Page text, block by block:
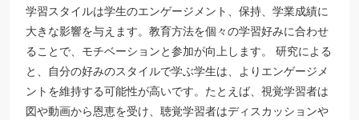
学習スタイルは学生のエンゲージメント、保持、学業成績に
大きな影響を与えます。教育方法を個々の学習好みに合わせ
ることで、モチベーションと参加が向上します。 研究による
と、自分の好みのスタイルで学ぶ学生は、よりエンゲージメ
ントを維持する可能性が高いです。たとえば、視覚学習者は
図や動画から恩恵を受け、聴覚学習者はディスカッションや